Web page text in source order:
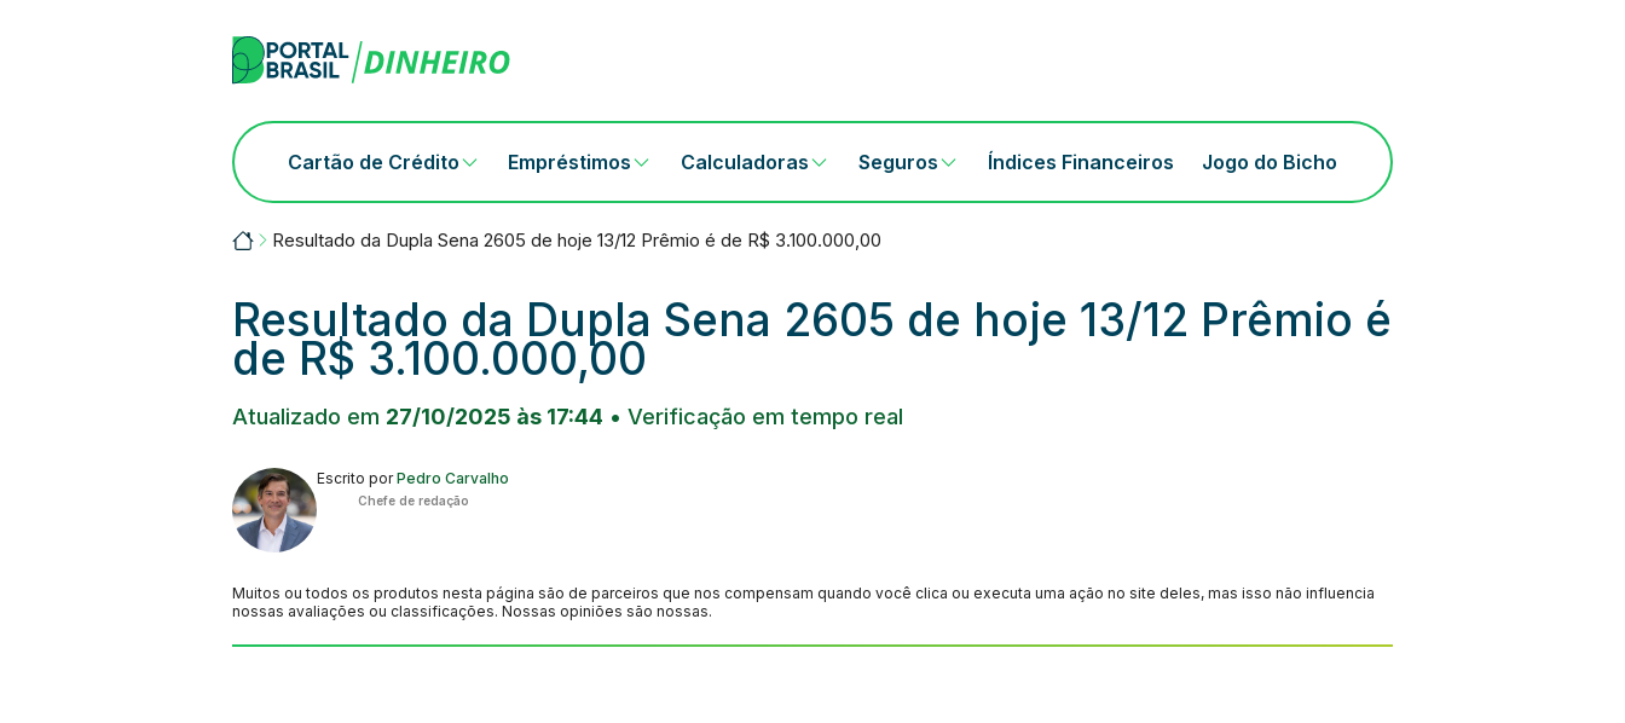
Cartão de Crédito Empréstimos Calculadoras Seguros Índices Financeiros Jogo do Bicho
Portalbrasil
Resultado da Dupla Sena 2605 de hoje 13/12 Prêmio é de R$ 3.100.000,00
Resultado da Dupla Sena 2605 de hoje 13/12 Prêmio é
de R$ 3.100.000,00
Atualizado em 27/10/2025 às 17:44 • Verificação em tempo real
Escrito porPedro Carvalho
Chefe de redação
Muitos ou todos os produtos nesta página são de parceiros que nos compensam quando você clica ou executa uma ação no site deles, mas isso não influencia
nossas avaliações ou classificações. Nossas opiniões são nossas.